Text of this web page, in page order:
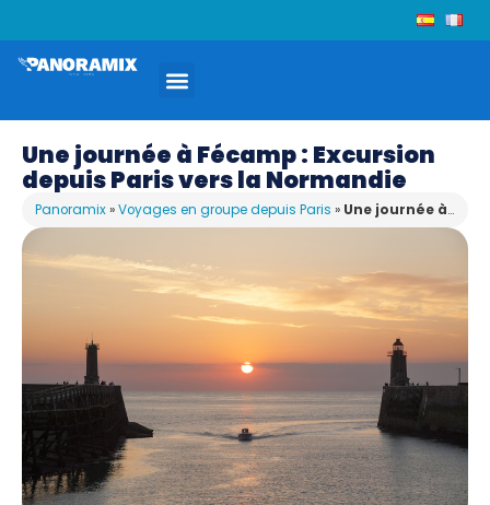
Une journée à Fécamp : Excursion
depuis Paris vers la Normandie
Panoramix»Voyages en groupe depuis Paris » Une journée à Fécamp : Excursion depuis Paris vers la Normandie